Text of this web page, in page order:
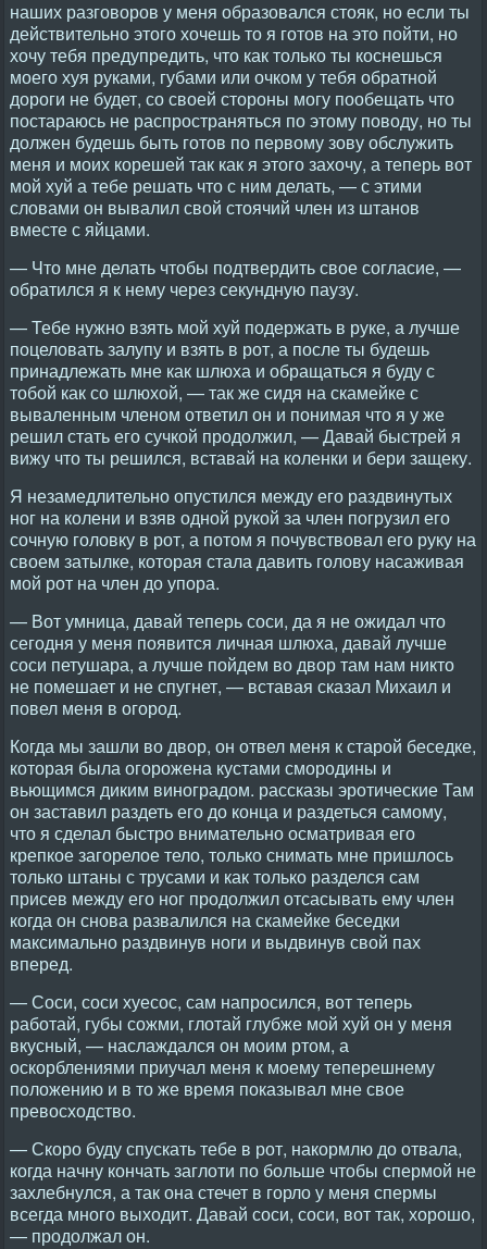
наших разговоров у меня образовался стояк, но если ты
действительно этого хочешь то я готов на это пойти, но
хочу тебя предупредить, что как только ты коснешься
моего хуя руками, губами или очком у тебя обратной
дороги не будет, со своей стороны могу пообещать что
постараюсь не распространяться по этому поводу, но ты
должен будешь быть готов по первому зову обслужить
меня и моих корешей так как я этого захочу, а теперь вот
мой хуй а тебе решать что с ним делать, — с этими
словами он вывалил свой стоячий член из штанов
вместе с яйцами.
— Что мне делать чтобы подтвердить свое согласие, —
обратился я к нему через секундную паузу.
— Тебе нужно взять мой хуй подержать в руке, а лучше
поцеловать залупу и взять в рот, а после ты будешь
принадлежать мне как шлюха и обращаться я буду с
тобой как со шлюхой, — так же сидя на скамейке с
вываленным членом ответил он и понимая что я у же
решил стать его сучкой продолжил, — Давай быстрей я
вижу что ты решился, вставай на коленки и бери защеку.
Я незамедлительно опустился между его раздвинутых
ног на колени и взяв одной рукой за член погрузил его
сочную головку в рот, а потом я почувствовал его руку на
своем затылке, которая стала давить голову насаживая
мой рот на член до упора.
— Вот умница, давай теперь соси, да я не ожидал что
сегодня у меня появится личная шлюха, давай лучше
соси петушара, а лучше пойдем во двор там нам никто
не помешает и не спугнет, — вставая сказал Михаил и
повел меня в огород.
Когда мы зашли во двор, он отвел меня к старой беседке,
которая была огорожена кустами смородины и
вьющимся диким виноградом. рассказы эротические Там
он заставил раздеть его до конца и раздеться самому,
что я сделал быстро внимательно осматривая его
крепкое загорелое тело, только снимать мне пришлось
только штаны с трусами и как только разделся сам
присев между его ног продолжил отсасывать ему член
когда он снова развалился на скамейке беседки
максимально раздвинув ноги и выдвинув свой пах
вперед.
— Соси, соси хуесос, сам напросился, вот теперь
работай, губы сожми, глотай глубже мой хуй он у меня
вкусный, — наслаждался он моим ртом, а
оскорблениями приучал меня к моему теперешнему
положению и в то же время показывал мне свое
превосходство.
— Скоро буду спускать тебе в рот, накормлю до отвала,
когда начну кончать заглоти по больше чтобы спермой не
захлебнулся, а так она стечет в горло у меня спермы
всегда много выходит. Давай соси, соси, вот так, хорошо,
— продолжал он.